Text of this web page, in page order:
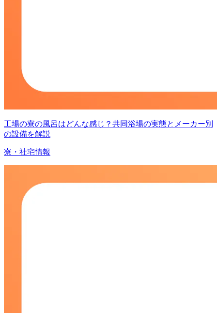
工場の寮の風呂はどんな感じ？共同浴場の実態とメーカー別
の設備を解説
寮・社宅情報